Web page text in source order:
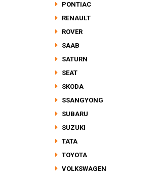
PONTIAC
RENAULT
ROVER
SAAB
SATURN
SEAT
SKODA
SSANGYONG
SUBARU
SUZUKI
TATA
TOYOTA
VOLKSWAGEN